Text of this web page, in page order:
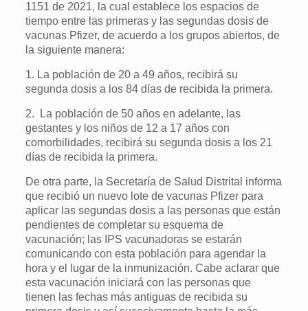
1151 de 2021, la cual establece los espacios de
tiempo entre las primeras y las segundas dosis de
vacunas Pfizer, de acuerdo a los grupos abiertos, de
la siguiente manera:
1. La población de 20 a 49 años, recibirá su
segunda dosis a los 84 días de recibida la primera.
2. La población de 50 años en adelante, las
gestantes y los niños de 12 a 17 años con
comorbilidades, recibirá su segunda dosis a los 21
días de recibida la primera.
De otra parte, la Secretaría de Salud Distrital informa
que recibió un nuevo lote de vacunas Pfizer para
aplicar las segundas dosis a las personas que están
pendientes de completar su esquema de
vacunación; las IPS vacunadoras se estarán
comunicando con esta población para agendar la
hora y el lugar de la inmunización. Cabe aclarar que
esta vacunación iniciará con las personas que
tienen las fechas más antiguas de recibida su